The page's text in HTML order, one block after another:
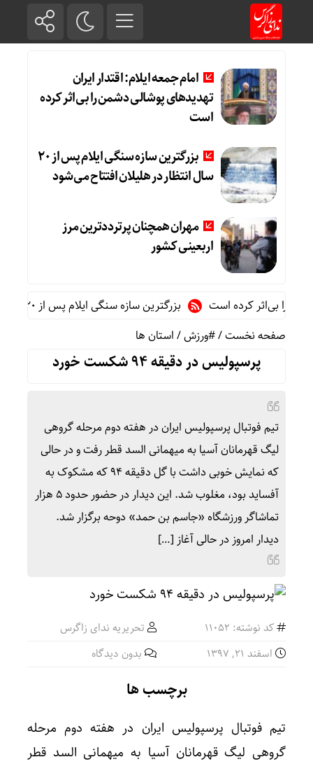
امام جمعه ایلام: اقتدار ایران
تهدیدهای پوشالی دشمن را بی‌اثر کرده
است
بزرگترین سازه سنگی ایلام پس از ۲۰
سال انتظار در هلیلان افتتاح می‌شود
مهران همچنان پرترددترین مرز
اربعینی کشور
را بی‌اثر کرده است
بزرگترین سازه سنگی ایلام پس از ۲۰ سال انتظار در هلیلان افتتاح می‌شود
صفحه نخست/#ورزش/استان ها
پرسپولیس در دقیقه ۹۴ شکست خورد
تیم فوتبال پرسپولیس ایران در هفته دوم مرحله گروهی
لیگ قهرمانان آسیا به میهمانی السد قطر رفت و در حالی
که نمایش خوبی داشت با گل دقیقه ۹۴ که مشکوک به
آفساید بود، مغلوب شد. این دیدار در حضور حدود ۵ هزار
تماشاگر ورزشگاه «جاسم بن حمد» دوحه برگزار شد.
دیدار امروز در حالی آغاز […]
کد نوشته: 11052
تحریریه ندای زاگرس
اسفند ۲۱, ۱۳۹۷
بدون دیدگاه
برچسب ها
تیم فوتبال پرسپولیس ایران در هفته دوم مرحله
گروهی لیگ قهرمانان آسیا به میهمانی السد قطر